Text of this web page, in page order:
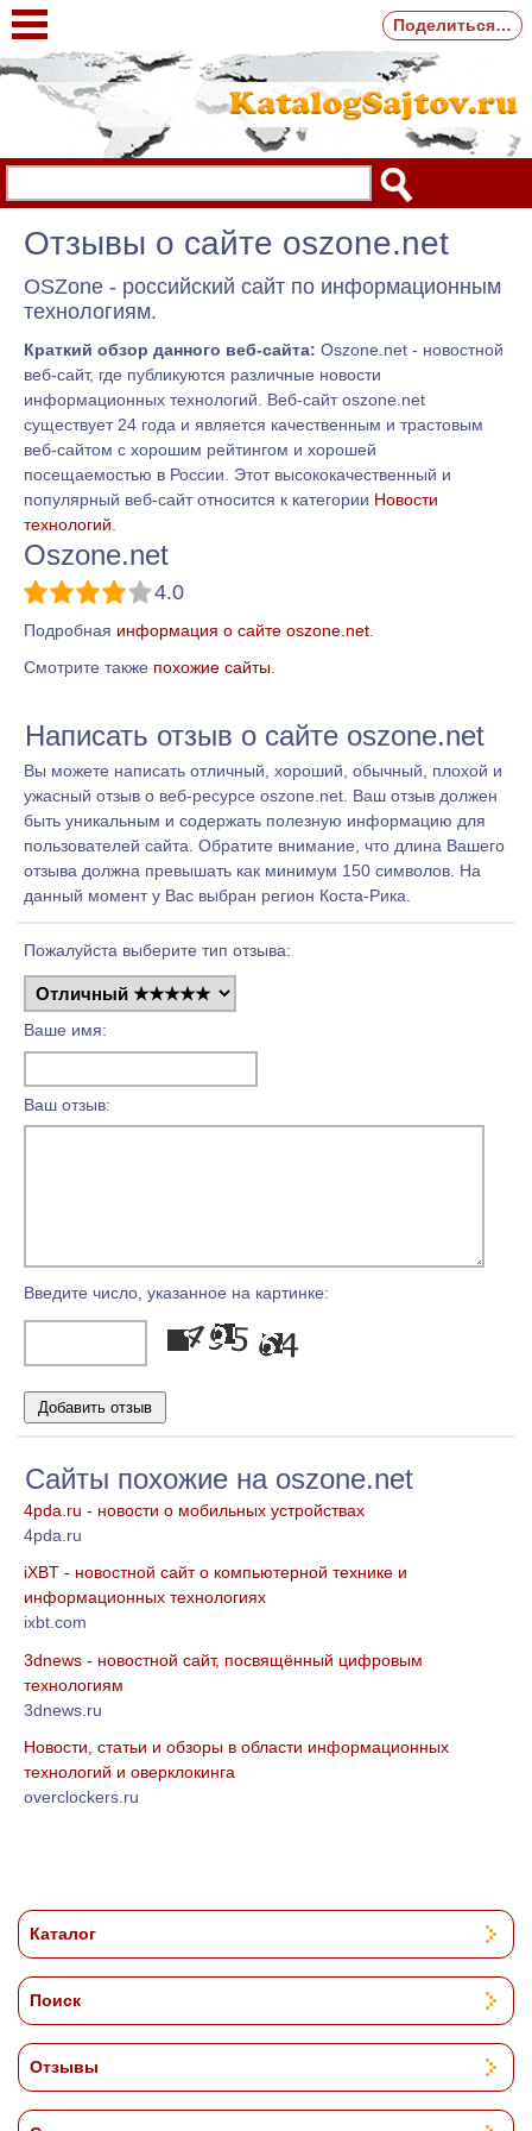
Отзывы о сайте oszone.net
OSZone - российский сайт по информационным
технологиям.
Краткий обзор данного веб-сайта: Oszone.net - новостной
веб-сайт, где публикуются различные новости
информационных технологий. Веб-сайт oszone.net
существует 24 года и является качественным и трастовым
веб-сайтом с хорошим рейтингом и хорошей
посещаемостью в России. Этот высококачественный и
популярный веб-сайт относится к категории Новости
технологий
Oszone.net
4.0
Подробная информация о сайте oszone.net
Смотрите также похожие сайты.
Написать отзыв о сайте oszone.net
Вы можете написать отличный, хороший, обычный, плохой и
ужасный отзыв о веб-ресурсе oszone.net. Ваш отзыв должен
быть уникальным и содержать полезную информацию для
пользователей сайта. Обратите внимание, что длина Вашего
отзыва должна превышать как минимум 150 символов. На
данный момент у Вас выбран регион Коста-Рика.
Пожалуйста выберите тип отзыва:
Ваше имя:
Ваш отзыв:
Введите число, указанное на картинке:
Сайты похожие на oszone.net
4pda.ru - новости о мобильных устройствах
4pda.ru
iXBT - новостной сайт о компьютерной технике и
информационных технологиях
ixbt.com
3dnews - новостной сайт, посвящённый цифровым
технологиям
3dnews.ru
Новости, статьи и обзоры в области информационных
технологий и оверклокинга
overclockers.ru
Каталог
Поиск
Отзывы
Поделиться…